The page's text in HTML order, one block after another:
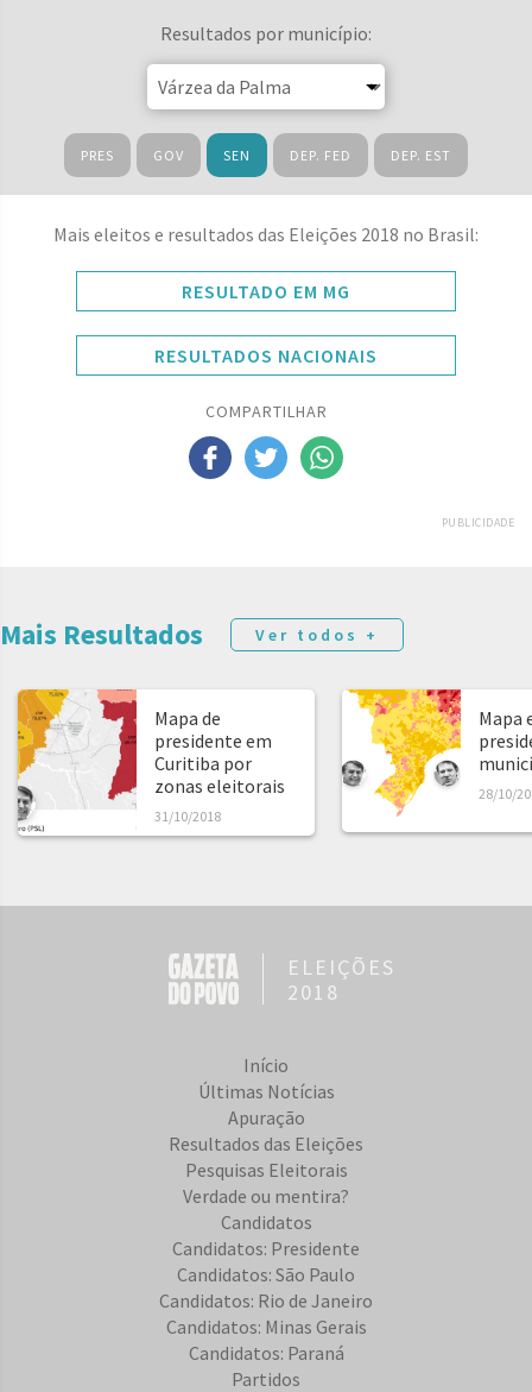
Resultados por município:
PRES GOV SEN DEP. FED DEP. EST
Mais eleitos e resultados das Eleições 2018 no Brasil:
RESULTADO EM MG
RESULTADOS NACIONAIS
COMPARTILHAR
PUBLICIDADE
Mais Resultados Ver todos +
Mapa de
presidente em
Curitiba por
zonas eleitorais
31/10/2018
Mapa
28/10/
ELEIÇÕES
2018
Início
Últimas Notícias
Apuração
Resultados das Eleições
Pesquisas Eleitorais
Verdade ou mentira?
Candidatos
Candidatos: Presidente
Candidatos: São Paulo
Candidatos: Rio de Janeiro
Candidatos: Minas Gerais
Candidatos: Paraná
Partidos